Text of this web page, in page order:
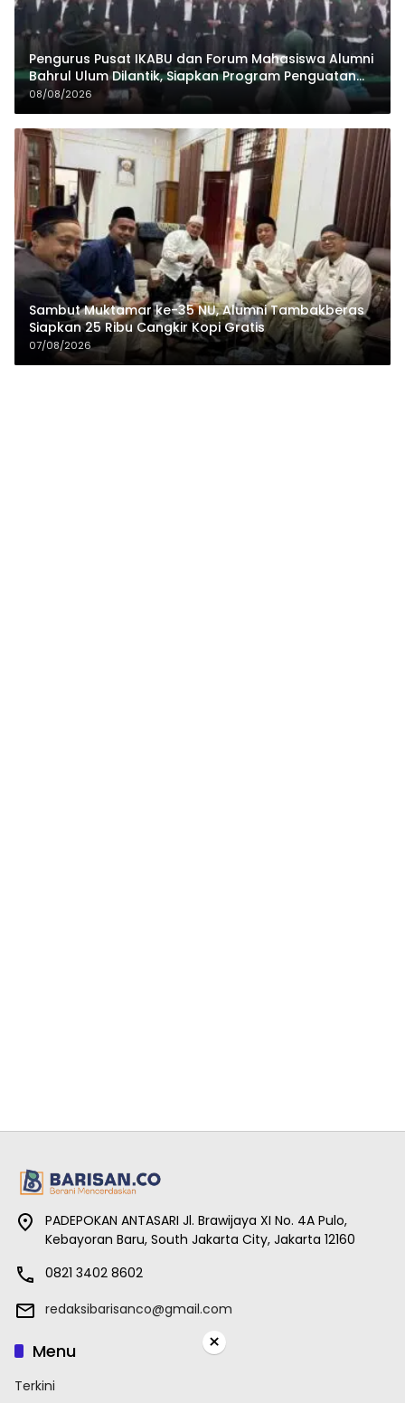
Pengurus Pusat IKABU dan Forum Mahasiswa Alumni
Bahrul Ulum Dilantik, Siapkan Program Penguatan
Organisasi dan Ekonomi
08/08/2026
Sambut Muktamar ke-35 NU, Alumni Tambakberas
Siapkan 25 Ribu Cangkir Kopi Gratis
07/08/2026
PADEPOKAN ANTASARI Jl. Brawijaya XI No. 4A Pulo,
Kebayoran Baru, South Jakarta City, Jakarta 12160
0821 3402 8602
redaksibarisanco@gmail.com
Menu
Terkini
×